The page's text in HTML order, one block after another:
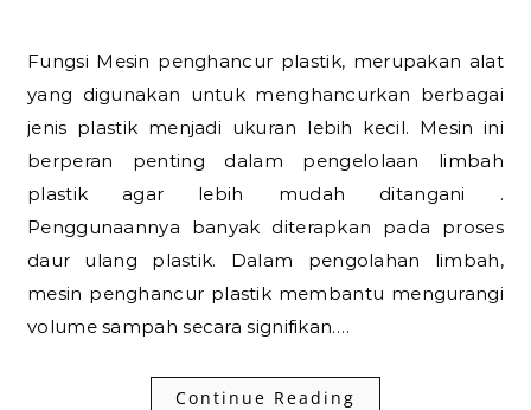
Fungsi Mesin penghancur plastik, merupakan alat
yang digunakan untuk menghancurkan berbagai
jenis plastik menjadi ukuran lebih kecil. Mesin ini
berperan penting dalam pengelolaan limbah
plastik agar lebih mudah ditangani .
Penggunaannya banyak diterapkan pada proses
daur ulang plastik. Dalam pengolahan limbah,
mesin penghancur plastik membantu mengurangi
volume sampah secara signifikan.…
Continue Reading